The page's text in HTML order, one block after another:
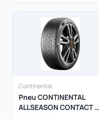
Continental
Pneu CONTINENTAL
ALLSEASON CONTACT 2